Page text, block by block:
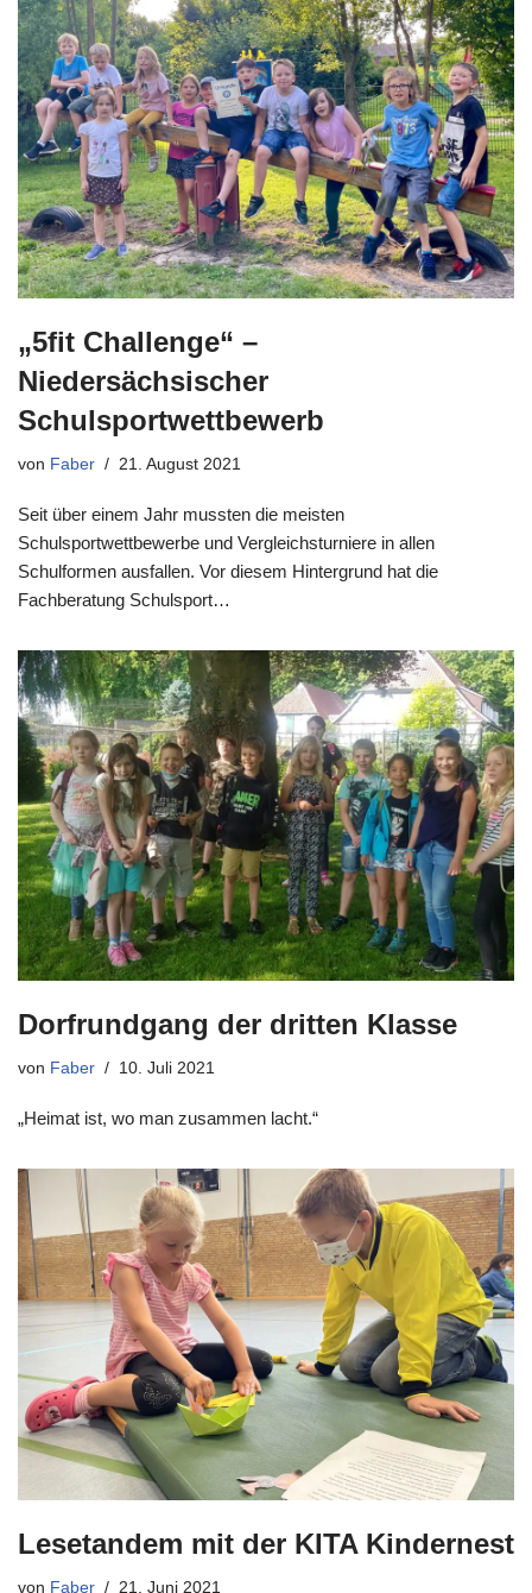
„5fit Challenge“ –
Niedersächsischer
Schulsportwettbewerb
von Faber 21. August 2021
Seit über einem Jahr mussten die meisten
Schulsportwettbewerbe und Vergleichsturniere in allen
Schulformen ausfallen. Vor diesem Hintergrund hat die
Fachberatung Schulsport…
Dorfrundgang der dritten Klasse
von Faber 10. Juli 2021
„Heimat ist, wo man zusammen lacht.“
Lesetandem mit der KITA Kindernest
von Faber 21. Juni 2021